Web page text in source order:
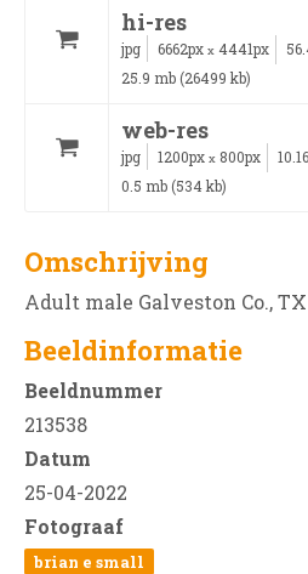
hi-res
jpg 6662px x 4441px
25.9 mb (26499 kb)
web-res
jpg 1200px x 800px
0.5 mb (534 kb)
Omschrijving
Adult male Galveston Co.,
Beeldinformatie
Beeldnummer
213538
Datum
25-04-2022
Fotograaf
brian e small